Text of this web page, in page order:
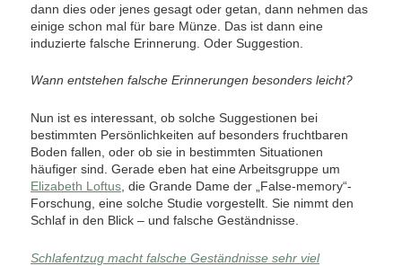
dann dies oder jenes gesagt oder getan, dann nehmen das
einige schon mal für bare Münze. Das ist dann eine
induzierte falsche Erinnerung. Oder Suggestion.
Wann entstehen falsche Erinnerungen besonders leicht?
Nun ist es interessant, ob solche Suggestionen bei
bestimmten Persönlichkeiten auf besonders fruchtbaren
Boden fallen, oder ob sie in bestimmten Situationen
häufiger sind. Gerade eben hat eine Arbeitsgruppe um
Elizabeth Loftus, die Grande Dame der „False-memory“-
Forschung, eine solche Studie vorgestellt. Sie nimmt den
Schlaf in den Blick – und falsche Geständnisse.
Schlafentzug macht falsche Geständnisse sehr viel